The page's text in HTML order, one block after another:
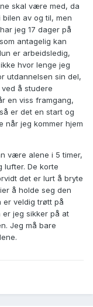
skal være med, da
av og til, men
jeg 17 dager på
antagelig kan
er arbeidsledig,
hvor lenge jeg
utdannelsen sin del,
å studere
en viss framgang,
er det en start og
når jeg kommer hjem
være alene i 5 timer,
lufter. De korte
det er lurt å bryte
å holde seg den
er veldig trøtt på
er jeg sikker på at
Jeg må bare